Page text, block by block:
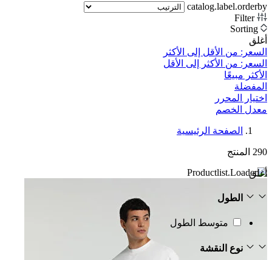
catalog.label.orderby
Filter
Sorting
أغلق
السعر: من الأقل إلى الأكثر
السعر: من الأكثر إلى الأقل
الأكثر مبيعًا
المفضلة
اختيار المحرر
معدل الخصم‎
الصفحة الرئيسية
290 المنتج
أغلق
الطول
متوسط الطول
نوع النقشة